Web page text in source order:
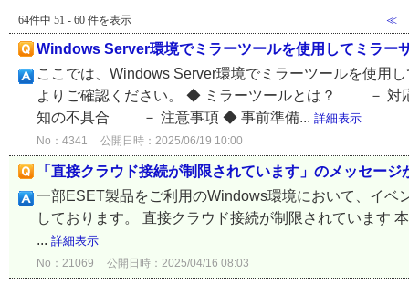
64件中 51 - 60 件を表示 ≪
Windows Server環境でミラーツールを使用してミラー
ここでは、Windows Server環境でミラーツールを使用
よりご確認ください。 ◆ ミラーツールとは？ －
知の不具合 － 注意事項 ◆ 事前準備... 詳細表示
No：4341 公開日時：2025/06/19 10:00
「直接クラウド接続が制限されています」のメッセー
一部ESET製品をご利用のWindows環境において、イベ
しております。 直接クラウド接続が制限されていま
... 詳細表示
No：21069 公開日時：2025/04/16 08:03